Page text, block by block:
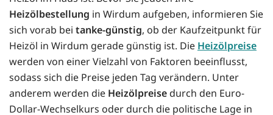
Heizölbestellung in Wirdum aufgeben, informieren Sie
sich vorab bei tanke-günstig, ob der Kaufzeitpunkt für
Heizöl in Wirdum gerade günstig ist. Die Heizölpreise
werden von einer Vielzahl von Faktoren beeinflusst,
sodass sich die Preise jeden Tag verändern. Unter
anderem werden die Heizölpreise durch den Euro-
Dollar-Wechselkurs oder durch die politische Lage in